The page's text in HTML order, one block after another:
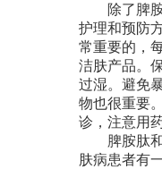
除了脾胺
护理和预防
常重要的，
洁肤产品。
过湿。避免
物也很重要
诊，注意用
脾胺肽和
肤病患者有